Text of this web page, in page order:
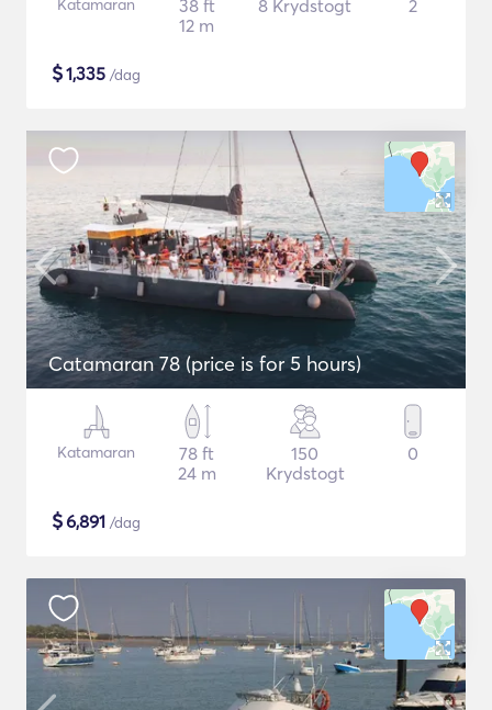
Katamaran
38 ft
12 m
8 Krydstogt 2
$1,335 /dag
Catamaran 78 (price is for 5 hours)
Katamaran
78 ft
24 m
150
Krydstogt
0
$6,891 /dag